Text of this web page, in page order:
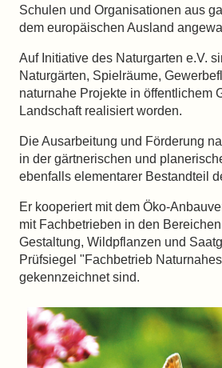
Schulen und Organisationen aus
dem europäischen Ausland
Auf Initiative des Naturgarten e.V.
Naturgärten, Spielräume,
naturnahe Projekte in öffentlichem
Landschaft realisiert worden.
Die Ausarbeitung und Förderung
in der gärtnerischen und
ebenfalls elementarer Bestandteil
Er kooperiert mit dem Öko-
mit Fachbetrieben in den
Gestaltung, Wildpflanzen und
Prüfsiegel "Fachbetrieb
gekennzeichnet sind.